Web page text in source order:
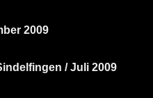
2009
/ Juli 2009